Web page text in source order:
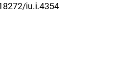
iu.i.4354